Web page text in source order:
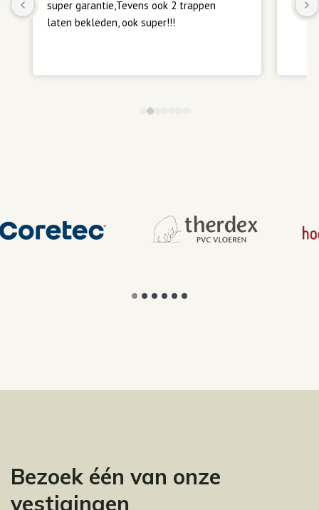
super garantie,Tevens ook 2 trappen
laten bekleden, ook super!!!
Bezoek één van onze
vestigingen